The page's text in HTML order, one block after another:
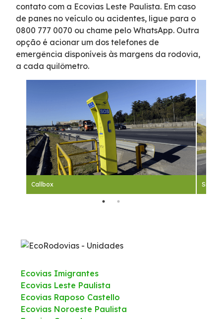
Faixa de Domínio
Links Úteis
Carta ao Usuário
Sustentabilidade
Compromissos Voluntários ESG
Agenda
Política de Gestão Integrada
Atendimento
Ouvidoria
contato com a Ecovias Leste Paulista. Em caso
de panes no veículo ou acidentes, ligue para o
0800 777 0070 ou chame pelo WhatsApp. Outra
opção é acionar um dos telefones de
emergência disponíveis às margens da rodovia,
a cada quilômetro.
Callbox
Ecovias Imigrantes
Ecovias Leste Paulista
Ecovias Raposo Castello
Ecovias Noroeste Paulista